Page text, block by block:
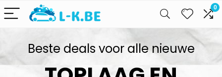
0
Beste deals voor alle nieuwe